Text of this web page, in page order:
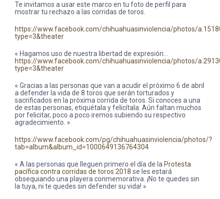
Te invitamos a usar este marco en tu foto de perfil para
mostrar tu rechazo a las corridas de toros.
https://www.facebook.com/chihuahuasinviolencia/photos/
type=3&theater
« Hagamos uso de nuestra libertad de expresión…
https://www.facebook.com/chihuahuasinviolencia/photos/
type=3&theater
« Gracias a las personas que van a acudir el próximo 6 de abril
a defender la vida de 8 toros que serán torturados y
sacrificados en la próxima corrida de toros. Si conoces a una
de estas personas, etiquétala y felicítala. Aún faltan muchos
por felicitar, poco a poco iremos subiendo su respectivo
agradecimiento. »
https://www.facebook.com/pg/chihuahuasinviolencia/photos/?
tab=album&album_id=1000649136764304
« A las personas que lleguen primero el día de la Protesta
pacífica contra corridas de toros 2018 se les estará
obsequiando una playera conmemorativa. ¡No te quedes sin
la tuya, ni te quedes sin defender su vida! »